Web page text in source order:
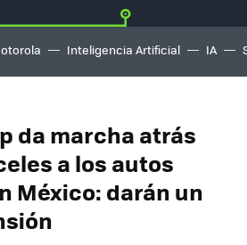
Inteligencia Artificial IA
da marcha atrás
a los autos
México: darán un